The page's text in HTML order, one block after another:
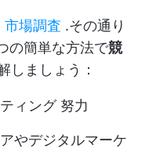
市場調査 .その通り
の簡単な方法で競
しましょう：
ィング努力
やデジタルマーケ